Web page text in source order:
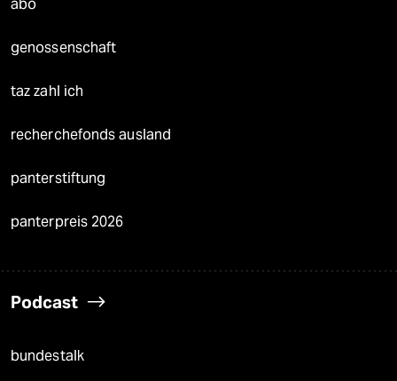
abo
genossenschaft
taz zahl ich
recherchefonds ausland
panterstiftung
panterpreis 2026
Podcast
bundestalk